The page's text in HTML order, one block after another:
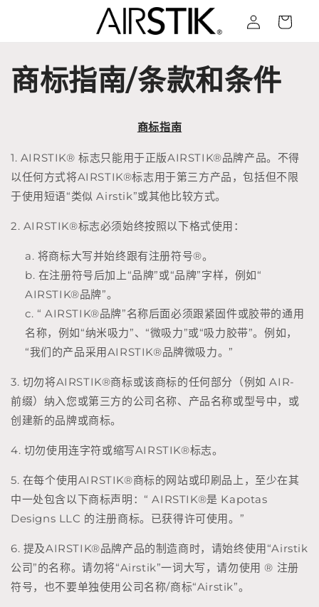
登录 购物车
商标指南/条款和条件
商标指南
1. AIRSTIK® 标志只能用于正版AIRSTIK®品牌产品。不得
以任何方式将AIRSTIK®标志用于第三方产品，包括但不限
于使用短语“类似 Airstik”或其他比较方式。
2. AIRSTIK®标志必须始终按照以下格式使用：
将商标大写并始终跟有注册符号®。
在注册符号后加上“品牌”或“品牌”字样，例如“
AIRSTIK®品牌”。
“AIRSTIK®品牌”名称后面必须跟紧固件或胶带的通用
名称，例如“纳米吸力”、“微吸力”或“吸力胶带”。例如，
“我们的产品采用AIRSTIK®品牌微吸力。”
3. 切勿将AIRSTIK®商标或该商标的任何部分（例如 AIR-
前缀）纳入您或第三方的公司名称、产品名称或型号中，或
创建新的品牌或商标。
4. 切勿使用连字符或缩写AIRSTIK®标志。
5. 在每个使用AIRSTIK®商标的网站或印刷品上，至少在其
中一处包含以下商标声明：“AIRSTIK®是 Kapotas
Designs LLC 的注册商标。已获得许可使用。”
6. 提及AIRSTIK®品牌产品的制造商时，请始终使用“Airstik
公司”的名称。请勿将“Airstik”一词大写，请勿使用 ® 注册
符号，也不要单独使用公司名称/商标“Airstik”。